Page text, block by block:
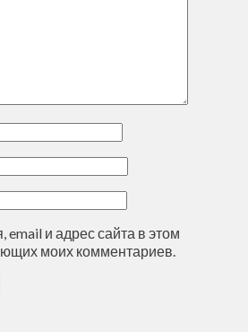
и адрес сайта в этом
моих комментариев.